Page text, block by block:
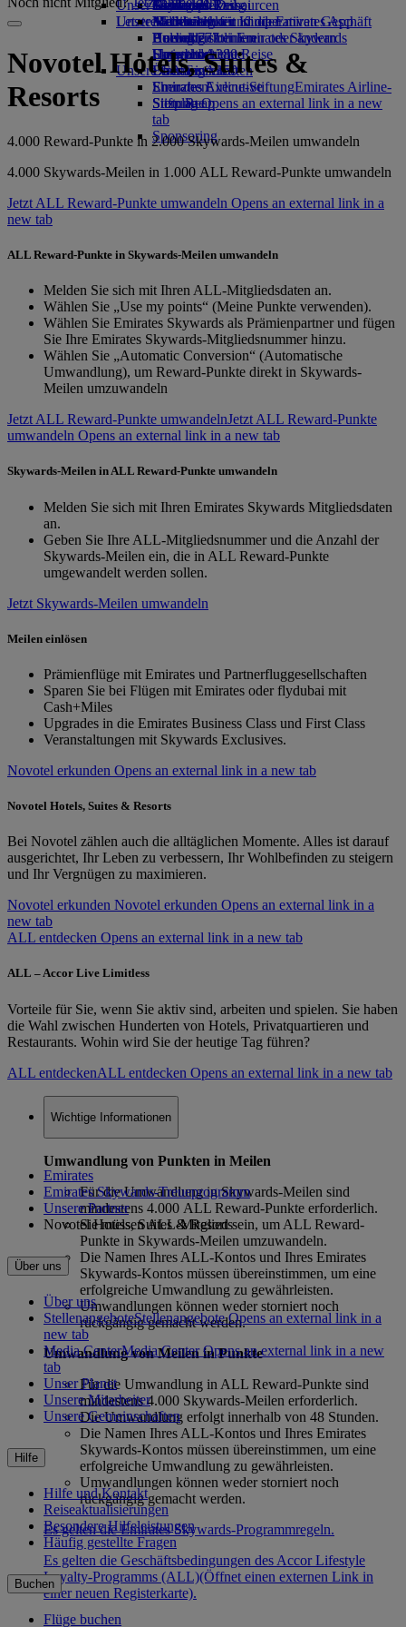
Getränke
Unsere Flotte
Boeing 777
Emirates A380
Emirates A350
Emirates Executive
Sitzpläne
Kinderspielzeug
Aktivitäten für Kinder
Unser Planet
Nachhaltigkeit im operativen Geschäft
Umweltrichtlinien
Umweltberichte
Unsere Gemeinschaften
Emirates Airline-StiftungEmirates Airline-
Stiftung Opens an external link in a new
tab
Sponsoring
Genf nach Dubai
Letzte Reiseziele
Helsinki
Hangzhou
Da Nang
Shenzhen
Siem Reap
Skywards Rail
Meilenrechner
Anmelden bei Emirates Skywards
Skywards+
Anfragen
Tools und Ressourcen
Mobiltelefon und die Emirates App
Buchung stornieren oder ändern
Unterbrochene Reise
Über Emirates
Novotel Hotels, Suites &
Resorts
4.000 Reward-Punkte in 2.000 Skywards-Meilen umwandeln
4.000 Skywards-Meilen in 1.000 ALL Reward-Punkte umwandeln
Jetzt ALL Reward-Punkte umwandeln Opens an external link in a
new tab
ALL Reward-Punkte in Skywards-Meilen umwandeln
Melden Sie sich mit Ihren ALL-Mitgliedsdaten an.
Wählen Sie „Use my points“ (Meine Punkte verwenden).
Wählen Sie Emirates Skywards als Prämienpartner und fügen
Sie Ihre Emirates Skywards-Mitgliedsnummer hinzu.
Wählen Sie „Automatic Conversion“ (Automatische
Umwandlung), um Reward-Punkte direkt in Skywards-
Meilen umzuwandeln
Jetzt ALL Reward-Punkte umwandelnJetzt ALL Reward-Punkte
umwandeln Opens an external link in a new tab
Skywards-Meilen in ALL Reward-Punkte umwandeln
Melden Sie sich mit Ihren Emirates Skywards Mitgliedsdaten
an.
Geben Sie Ihre ALL-Mitgliedsnummer und die Anzahl der
Skywards-Meilen ein, die in ALL Reward-Punkte
umgewandelt werden sollen.
Jetzt Skywards-Meilen umwandeln
Meilen einlösen
Prämienflüge mit Emirates und Partnerfluggesellschaften
Sparen Sie bei Flügen mit Emirates oder flydubai mit
Cash+Miles
Upgrades in die Emirates Business Class und First Class
Veranstaltungen mit Skywards Exclusives.
Novotel erkunden Opens an external link in a new tab
Novotel Hotels, Suites & Resorts
Bei Novotel zählen auch die alltäglichen Momente. Alles ist darauf
ausgerichtet, Ihr Leben zu verbessern, Ihr Wohlbefinden zu steigern
und Ihr Vergnügen zu maximieren.
Novotel erkunden Novotel erkunden Opens an external link in a
new tab
ALL entdecken Opens an external link in a new tab
ALL – Accor Live Limitless
Vorteile für Sie, wenn Sie aktiv sind, arbeiten und spielen. Sie haben
die Wahl zwischen Hunderten von Hotels, Privatquartieren und
Restaurants. Wohin wird Sie der heutige Tag führen?
ALL entdeckenALL entdecken Opens an external link in a new tab
Wichtige Informationen
Umwandlung von Punkten in Meilen
Für die Umwandlung in Skywards-Meilen sind
mindestens 4.000 ALL Reward-Punkte erforderlich.
Sie müssen ALL-Mitglied sein, um ALL Reward-
Punkte in Skywards-Meilen umzuwandeln.
Die Namen Ihres ALL-Kontos und Ihres Emirates
Skywards-Kontos müssen übereinstimmen, um eine
erfolgreiche Umwandlung zu gewährleisten.
Umwandlungen können weder storniert noch
rückgängig gemacht werden.
Umwandlung von Meilen in Punkte
Für die Umwandlung in ALL Reward-Punkte sind
mindestens 4.000 Skywards-Meilen erforderlich.
Die Umwandlung erfolgt innerhalb von 48 Stunden.
Die Namen Ihres ALL-Kontos und Ihres Emirates
Skywards-Kontos müssen übereinstimmen, um eine
erfolgreiche Umwandlung zu gewährleisten.
Umwandlungen können weder storniert noch
rückgängig gemacht werden.
Es gelten die Emirates Skywards-Programmregeln.
Es gelten die Geschäftsbedingungen des Accor Lifestyle
Loyalty-Programms (ALL)(Öffnet einen externen Link in
einer neuen Registerkarte).
Emirates
Emirates Skywards-Treueprogramm
Unsere Partner
Novotel Hotels, Suites & Resorts
Über uns
Über uns
StellenangeboteStellenangebote Opens an external link in a
new tab
Media CenterMedia Center Opens an external link in a new
tab
Unser Planet
Unsere Mitarbeiter
Unsere Gemeinschaften
Hilfe
Hilfe und Kontakt
Reiseaktualisierungen
Besondere Hilfeleistungen
Häufig gestellte Fragen
Buchen
Flüge buchen